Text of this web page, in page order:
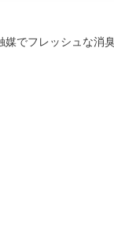
でフレッシュな